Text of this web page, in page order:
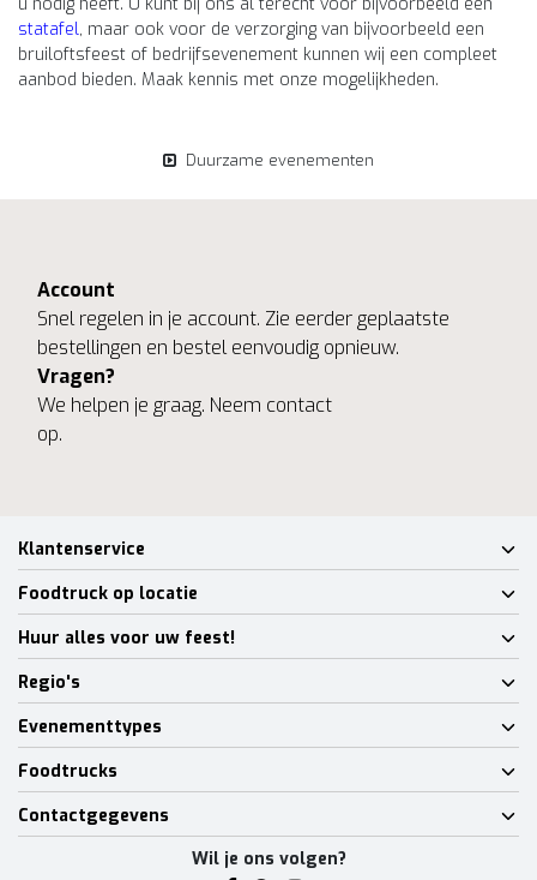
statafel, maar ook voor de verzorging van bijvoorbeeld een
bruiloftsfeest of bedrijfsevenement kunnen wij een compleet
aanbod bieden. Maak kennis met onze mogelijkheden.
Duurzame evenementen
Account
Snel regelen in je account. Zie eerder geplaatste
bestellingen en bestel eenvoudig opnieuw.
Vragen?
We helpen je graag. Neem contact
op.
Klantenservice
Foodtruck op locatie
Huur alles voor uw feest!
Regio's
Evenementtypes
Foodtrucks
Contactgegevens
Wil je ons volgen?